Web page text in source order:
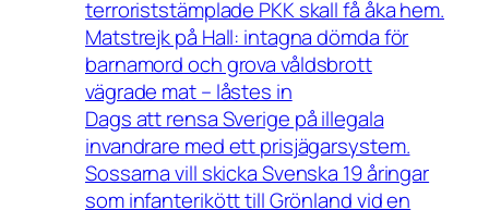
terroriststämplade PKK skall få åka hem.
Matstrejk på Hall: intagna dömda för
barnamord och grova våldsbrott
vägrade mat – låstes in
Dags att rensa Sverige på illegala
invandrare med ett prisjägarsystem.
Sossarna vill skicka Svenska 19 åringar
som infanterikött till Grönland vid en